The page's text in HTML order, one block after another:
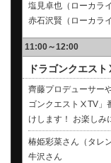
塩見卓也（ローカラ
赤石沢賢（ローカラ
11:00～12:00
ドラゴンクエス
齊藤プロデューサー
ゴンクエストⅩTV」
けします！ お楽しみ
椿姫彩菜さん（タレン
牛沢さん